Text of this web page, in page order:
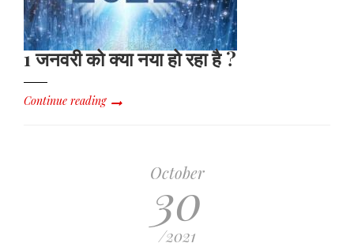
1 जनवरी को क्या नया हो रहा है ?
Continue reading
October
30
/2021